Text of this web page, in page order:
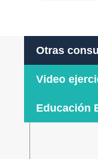
Otras
Video
Educación